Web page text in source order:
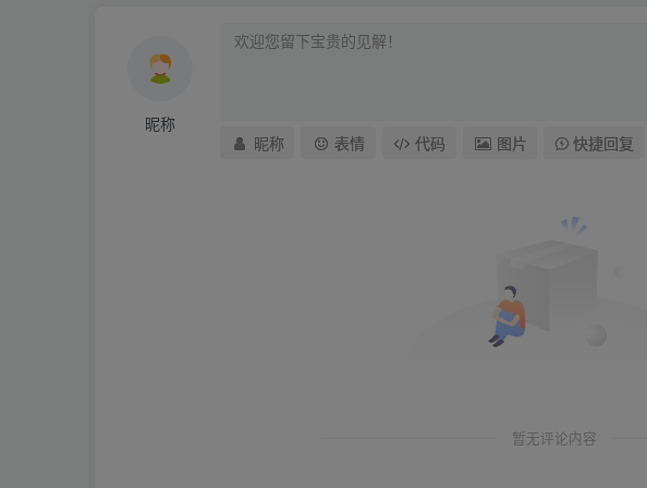
昵称
昵称 表情 代码 图片 快捷回复
暂无评论内容